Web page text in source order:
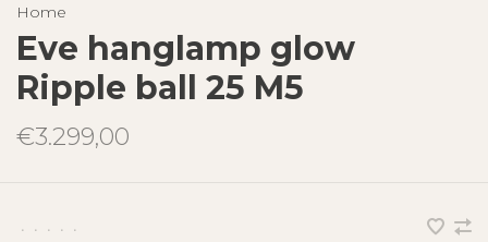
Home
Eve hanglamp glow
Ripple ball 25 M5
€3.299,00
• • • • •